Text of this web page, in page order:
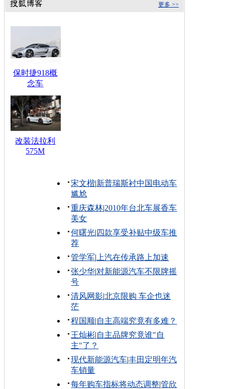
更多 >>
保时捷918概
念车
改装法拉利
575M
宋文楷|新普瑞斯衬中国电动车
尴尬
重庆森林|2010年台北车展香车
美女
何曙光| 四款享受补贴中级车推
荐
管学军| 上汽在传承路上加速
张少华|对新能源汽车不限牌摇
号
清风网影|北京限购 车企也迷
茫
程国顺|自主高端究竟有多难？
王灿彬|自主品牌究竟谁"自
主"了？
现代新能源汽车|丰田定明年汽
车销量
每年购车指标将动态调整|管欣